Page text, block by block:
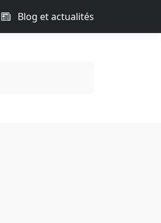
Blog et actualités